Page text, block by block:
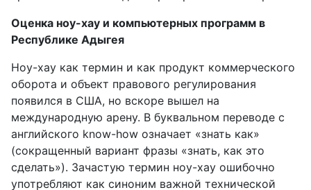
Оценка ноу-хау и компьютерных программ в
Республике Адыгея
Ноу-хау как термин и как продукт коммерческого
оборота и объект правового регулирования
появился в США, но вскоре вышел на
международную арену. В буквальном переводе с
английского know-how означает «знать как»
(сокращенный вариант фразы «знать, как это
сделать»). Зачастую термин ноу-хау ошибочно
употребляют как синоним важной технической